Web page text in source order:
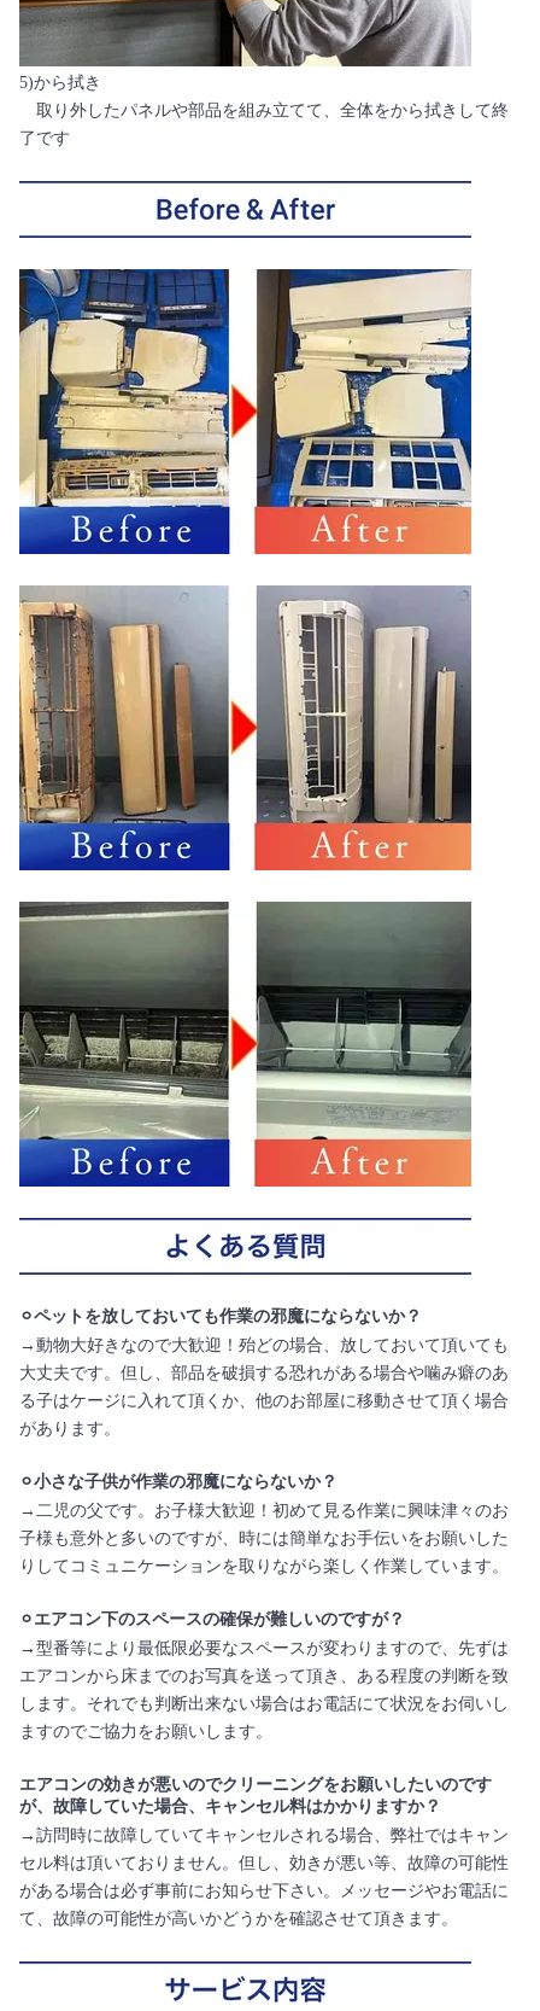
5)から拭き
取り外したパネルや部品を組み立てて、全体をから拭きして終
了です
⚪︎ペットを放しておいても作業の邪魔にならないか？
→動物大好きなので大歓迎！殆どの場合、放しておいて頂いても
大丈夫です。但し、部品を破損する恐れがある場合や噛み癖のあ
る子はケージに入れて頂くか、他のお部屋に移動させて頂く場合
があります。
⚪︎小さな子供が作業の邪魔にならないか？
→二児の父です。お子様大歓迎！初めて見る作業に興味津々のお
子様も意外と多いのですが、時には簡単なお手伝いをお願いした
りしてコミュニケーションを取りながら楽しく作業しています。
⚪︎エアコン下のスペースの確保が難しいのですが？
→型番等により最低限必要なスペースが変わりますので、先ずは
エアコンから床までのお写真を送って頂き、ある程度の判断を致
します。それでも判断出来ない場合はお電話にて状況をお伺いし
ますのでご協力をお願いします。
エアコンの効きが悪いのでクリーニングをお願いしたいのです
が、故障していた場合、キャンセル料はかかりますか？
→訪問時に故障していてキャンセルされる場合、弊社ではキャン
セル料は頂いておりません。但し、効きが悪い等、故障の可能性
がある場合は必ず事前にお知らせ下さい。メッセージやお電話に
て、故障の可能性が高いかどうかを確認させて頂きます。